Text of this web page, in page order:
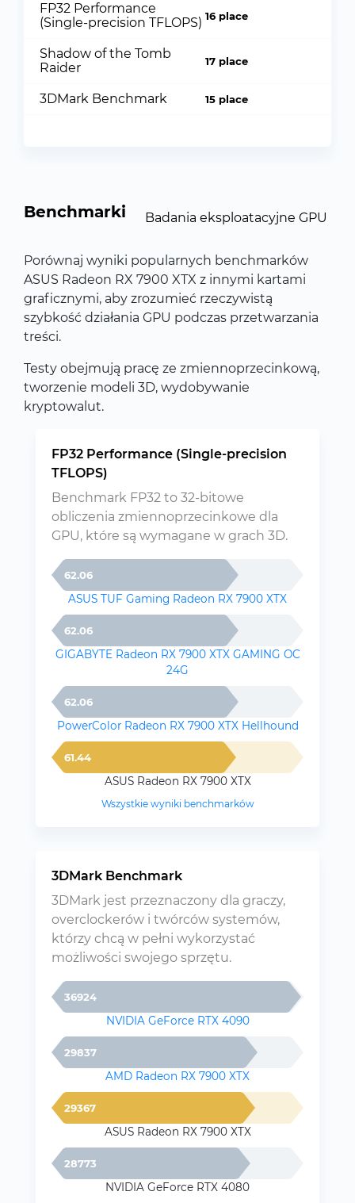
FP32 Performance
(Single-precision TFLOPS) 16 place
Shadow of the Tomb
Raider
17 place
3DMark Benchmark 15 place
Benchmarki Badania eksploatacyjne GPU
Porównaj wyniki popularnych benchmarków
ASUS Radeon RX 7900 XTX z innymi kartami
graficznymi, aby zrozumieć rzeczywistą
szybkość działania GPU podczas przetwarzania
treści.
Testy obejmują pracę ze zmiennoprzecinkową,
tworzenie modeli 3D, wydobywanie
kryptowalut.
FP32 Performance (Single-precision
TFLOPS)
Benchmark FP32 to 32-bitowe
obliczenia zmiennoprzecinkowe dla
GPU, które są wymagane w grach 3D.
62.06
ASUS TUF Gaming Radeon RX 7900 XTX
62.06
GIGABYTE Radeon RX 7900 XTX GAMING OC
24G
62.06
PowerColor Radeon RX 7900 XTX Hellhound
61.44
ASUS Radeon RX 7900 XTX
Wszystkie wyniki benchmarków
3DMark Benchmark
3DMark jest przeznaczony dla graczy,
overclockerów i twórców systemów,
którzy chcą w pełni wykorzystać
możliwości swojego sprzętu.
36924
NVIDIA GeForce RTX 4090
29837
AMD Radeon RX 7900 XTX
29367
ASUS Radeon RX 7900 XTX
28773
NVIDIA GeForce RTX 4080